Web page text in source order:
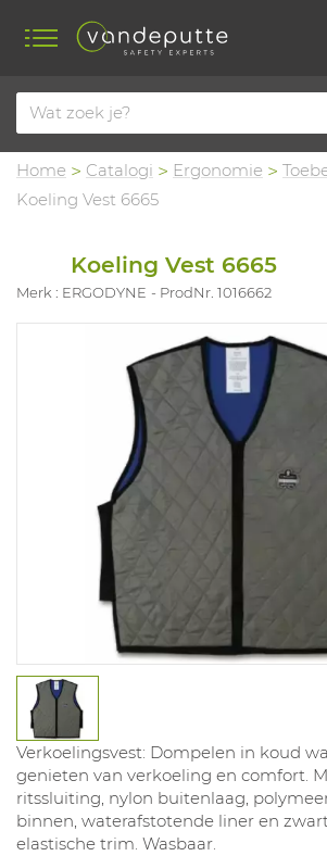
Home Catalogi Ergonomie
Koeling Vest 6665
Koeling Vest 6665
Merk : ERGODYNE ProdNr. 1016662
Verkoelingsvest: Dompelen in koud
genieten van verkoeling en comfort.
ritssluiting, nylon buitenlaag,
binnen, waterafstotende liner en
elastische trim. Wasbaar.